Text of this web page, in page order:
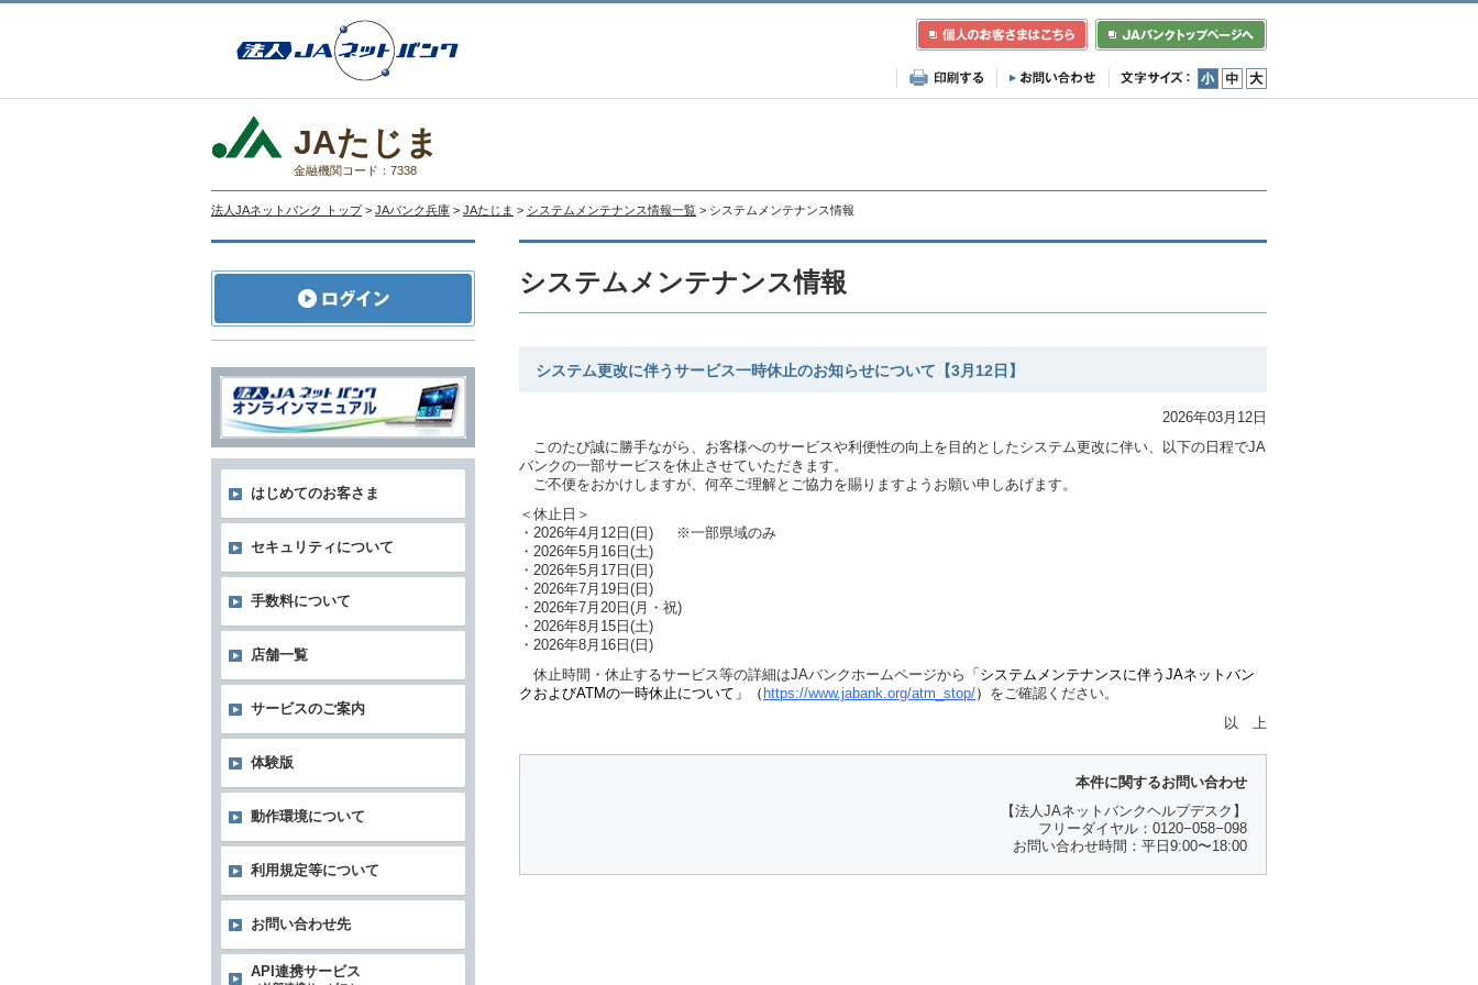
小 中 大
JAたじま
金融機関コード：7338
法人JAネットバンク トップ > JAバンク兵庫 > JAたじま > システムメンテナンス情報一覧 > システムメンテナンス情報
システムメンテナンス情報
システム更改に伴うサービス一時休止のお知らせについて【3月12日】
2026年03月12日
このたび誠に勝手ながら、お客様へのサービスや利便性の向上を目的としたシステム更改に伴い、以下の日程でJA
バンクの一部サービスを休止させていただきます。
ご不便をおかけしますが、何卒ご理解とご協力を賜りますようお願い申しあげます。
＜休止日＞
・2026年4月12日(日) ※一部県域のみ
・2026年5月16日(土)
・2026年5月17日(日)
・2026年7月19日(日)
・2026年7月20日(月・祝)
・2026年8月15日(土)
・2026年8月16日(日)
休止時間・休止するサービス等の詳細はJAバンクホームページから 「システムメンテナンスに伴うJAネットバン
クおよびATMの一時休止について」（ https://www.jabank.org/atm_stop/） をご確認ください。
以 上
本件に関するお問い合わせ
【法人JAネットバンクヘルプデスク】
フリーダイヤル：0120−058−098
お問い合わせ時間：平日9:00〜18:00
はじめてのお客さま
セキュリティについて
手数料について
店舗一覧
サービスのご案内
体験版
動作環境について
利用規定等について
お問い合わせ先
API連携サービス